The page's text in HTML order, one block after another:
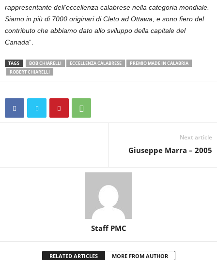
rappresentante dell’eccellenza calabrese nella categoria mondiale.
Siamo in più di 7000 originari di Cleto ad Ottawa, e sono fiero del
contributo che abbiamo dato allo sviluppo della capitale del
Canada“.
TAGS BOB CHIARELLI ECCELLENZA CALABRESE
PREMIO MADE IN CALABRIA
ROBERT CHIARELLI
Next article
Giuseppe Marra – 2005
Staff PMC
RELATED ARTICLES MORE FROM AUTHOR